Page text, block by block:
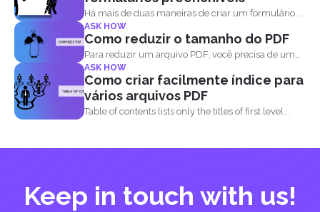
Há mais de duas maneiras de criar um formulário...
ASK HOW
Como reduzir o tamanho do PDF
Para reduzir um arquivo PDF, você precisa de um
software...
ASK HOW
Como criar facilmente índice para
vários arquivos PDF
Table of contents lists only the titles of first level...
Keep in touch with us!